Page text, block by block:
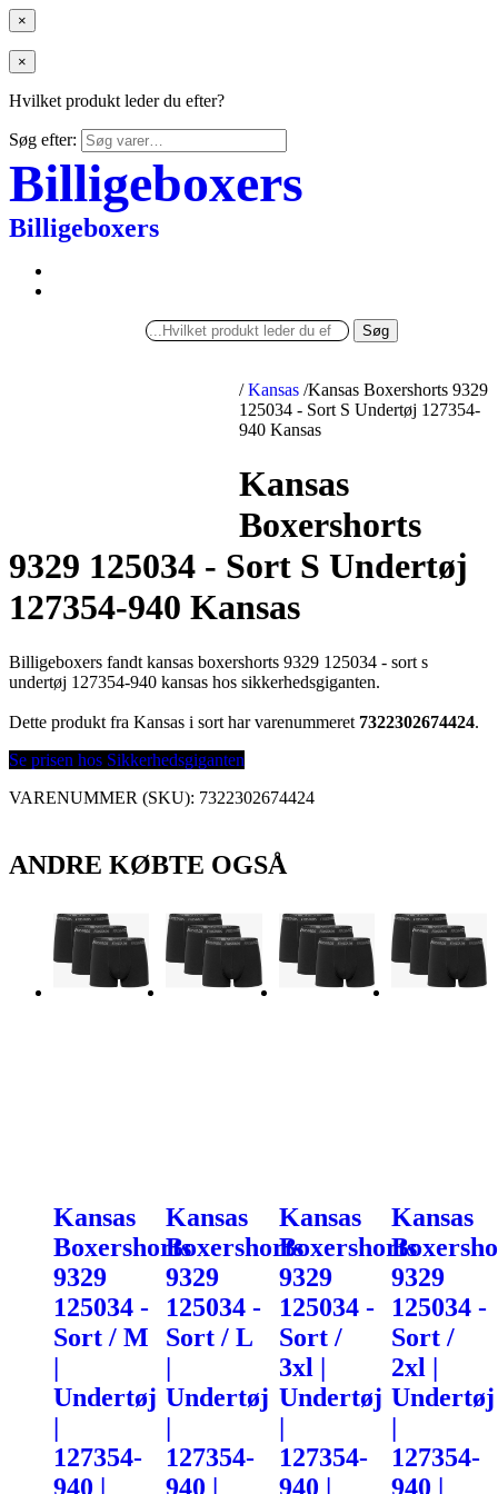
×
×
Hvilket produkt leder du efter?
Søg efter:
Billigeboxers
Billigeboxers
Søg
/ Kansas /Kansas Boxershorts 9329
125034 - Sort S Undertøj 127354-
940 Kansas
Kansas
Boxershorts
9329 125034 - Sort S Undertøj
127354-940 Kansas
Billigeboxers fandt kansas boxershorts 9329 125034 - sort s
undertøj 127354-940 kansas hos sikkerhedsgiganten.
Dette produkt fra Kansas i sort har varenummeret 7322302674424.
Se prisen hos Sikkerhedsgiganten
VARENUMMER (SKU): 7322302674424
ANDRE KØBTE OGSÅ
Kansas
Boxershorts
9329
125034 -
Sort / M
|
Undertøj
|
127354-
940 |
Kansas
Boxershorts
9329
125034 -
Sort / L
|
Undertøj
|
127354-
940 |
Kansas
Boxershorts
9329
125034 -
Sort /
3xl |
Undertøj
|
127354-
940 |
Kansas
9329
125034 -
Sort /
2xl |
Undertøj
|
127354-
940 |